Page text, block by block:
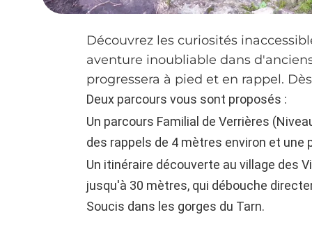
Découvrez les curiosités
aventure inoubliable dans
progressera à pied et en rappel.
Deux parcours vous sont proposés :
Un parcours Familial de Verrières
des rappels de 4 mètres environ et
Un itinéraire découverte au village des
jusqu'à 30 mètres, qui débouche
Soucis dans les gorges du Tarn.